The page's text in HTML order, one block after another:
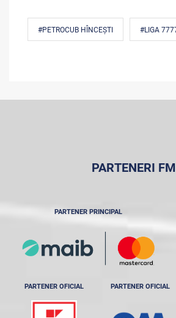
#PETROCUB HÎNCEȘTI #LIGA
PARTENERI
PARTENER PRINCIPAL
PARTENER OFICIAL PARTENER OFICIAL